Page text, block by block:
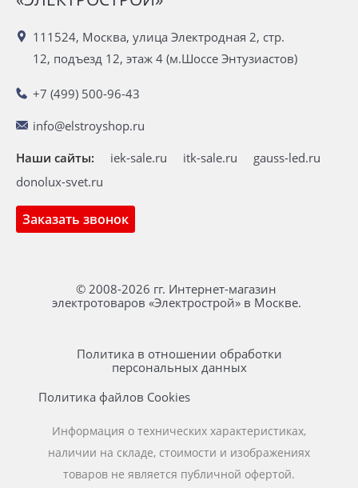
111524, Москва, улица Электродная 2, стр.
12, подъезд 12, этаж 4 (м.Шоссе Энтузиастов)
+7 (499) 500-96-43
info@elstroyshop.ru
Заказать звонок
Наши сайты: iek-sale.ru itk-sale.ru
gauss-led.ru
donolux-svet.ru
© 2008-2026 гг. Интернет-магазин
электротоваров «Электрострой» в Москве.
Политика в отношении обработки
персональных данных
Политика файлов Cookies
Информация о технических характеристиках,
наличии на складе, стоимости и изображениях
товаров не является публичной офертой.